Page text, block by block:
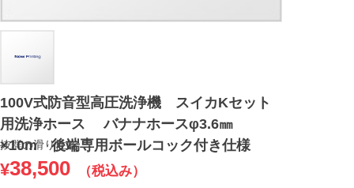
100V式防音型高圧洗浄機 スイカKセット
用洗浄ホース バナナホースφ3.6㎜
×10m 後端専用ボールコック付き仕様
抜群の滑り性能
¥38,500 （税込み）